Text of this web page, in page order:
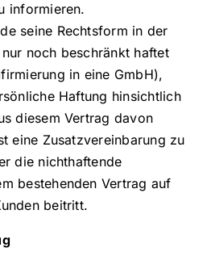
informieren.
seine Rechtsform in der
noch beschränkt haftet
in eine GmbH),
Haftung hinsichtlich
diesem Vertrag davon
eine Zusatzvereinbarung zu
die nichthaftende
bestehenden Vertrag auf
beitritt.